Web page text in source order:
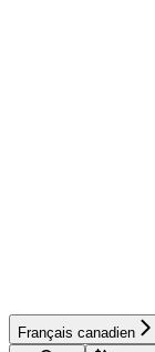
Français canadien